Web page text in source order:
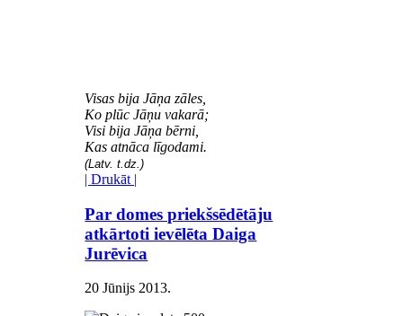
Visas bija Jāņa zāles,
Ko plūc Jāņu vakarā;
Visi bija Jāņa bērni,
Kas atnāca līgodami.
(Latv. t.dz.)
| Drukāt |
Par domes priekšsēdētāju
atkārtoti ievēlēta Daiga
Jurēvica
20 Jūnijs 2013.